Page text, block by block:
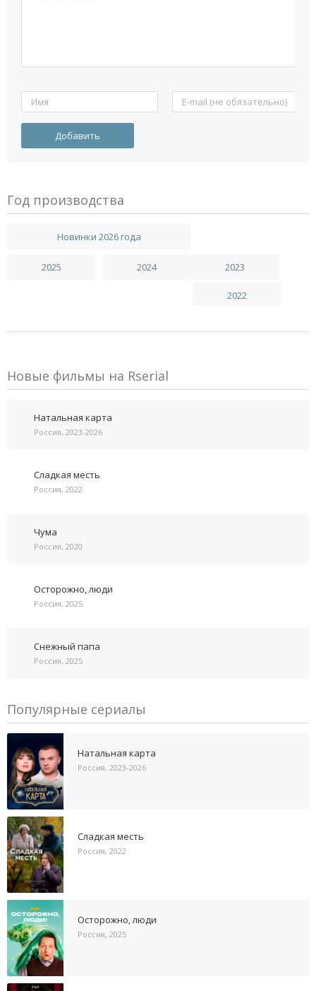
Год производства
Новинки 2026 года
2025 2024 2023
2022
Новые фильмы на Rserial
Натальная карта
Россия, 2023-2026
Сладкая месть
Россия, 2022
Чума
Россия, 2020
Осторожно, люди
Россия, 2025
Снежный папа
Россия, 2025
Популярные сериалы
Натальная карта
Россия, 2023-2026
Сладкая месть
Россия, 2022
Осторожно, люди
Россия, 2025